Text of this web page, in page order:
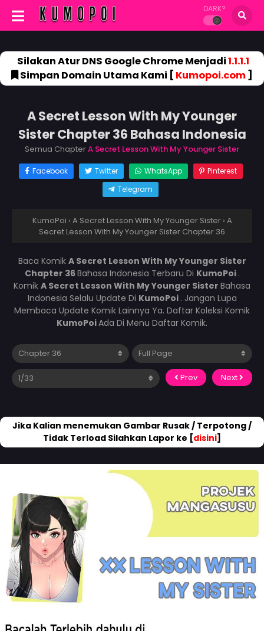
DARK?
Silakan Atur DNS Google Chrome Menjadi1.1.1.1
Simpan Domain Utama Kami [ Kumopoi.com]
A Secret Lesson With My Younger
Sister Chapter 36 Bahasa Indonesia
Semua ChapterA Secret Lesson With My Younger Sister
Facebook Twitter WhatsApp
Pinterest
Telegram
KumoPoi › A Secret Lesson With My Younger Sister › A
Secret Lesson With My Younger Sister Chapter 36
Baca Komik A Secret Lesson With My Younger Sister
Chapter 36Bahasa Indonesia Terbaru Di KumoPoi .
Komik A Secret Lesson With My Younger Sister Bahasa
Indonesia Selalu Update Di KumoPoi . Jangan Lupa
Membaca Update Komik Lainnya Ya. Daftar Koleksi Komik
KumoPoiAda Di Menu Daftar Komik.
Prev Next
Jika Kalian menemukan Gambar Rusak / Terpotong /
Tidak Terload Silahkan Lapor ke [disini]